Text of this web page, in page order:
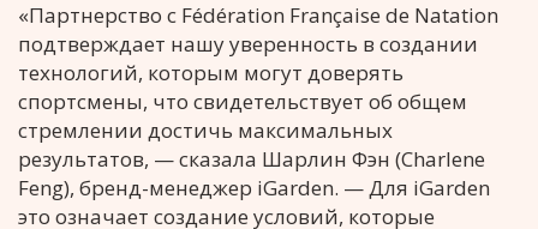
«Партнерство с Fédération Française de Natation
подтверждает нашу уверенность в создании
технологий, которым могут доверять
спортсмены, что свидетельствует об общем
стремлении достичь максимальных
результатов, — сказала Шарлин Фэн (Charlene
Feng), бренд-менеджер iGarden. — Для iGarden
это означает создание условий, которые